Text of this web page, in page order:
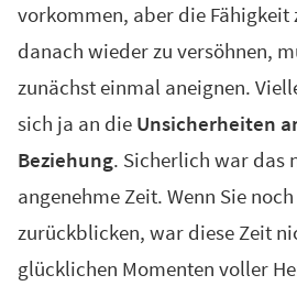
vorkommen, aber die Fähigkeit
danach wieder zu versöhnen,
zunächst einmal aneignen.
sich ja an die Unsicherheiten
Beziehung. Sicherlich war das
angenehme Zeit. Wenn Sie
zurückblicken, war diese Zeit
glücklichen Momenten voller